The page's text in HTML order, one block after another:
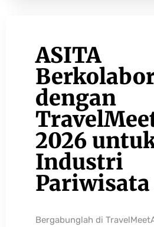
ASITA
dengan
2026
Industri
Pariwisata
Bergabunglah di